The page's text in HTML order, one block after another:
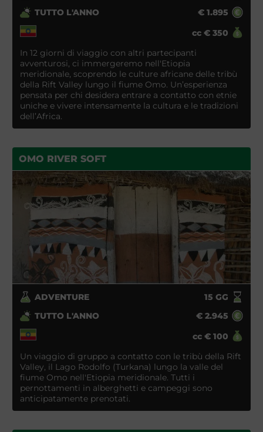
TUTTO L'ANNO
€ 1.895
cc € 350
In 12 giorni di viaggio con altri partecipanti
avventurosi, ci immergeremo nell'Etiopia
meridionale, scoprendo le culture africane delle tribù
della Rift Valley lungo il fiume Omo. Un’esperienza
pensata per chi desidera entrare a contatto con etnie
uniche e vivere intensamente la cultura e le tradizioni
dell’Africa.
OMO RIVER SOFT
ADVENTURE 15 GG
TUTTO L'ANNO
€ 2.945
cc € 100
Un viaggio di gruppo a contatto con le tribù della Rift
Valley, il Lago Rodolfo (Turkana) lungo la valle del
fiume Omo nell'Etiopia meridionale. Tutti i
pernottamenti in alberghetti e campeggi sono
anticipatamente prenotati.